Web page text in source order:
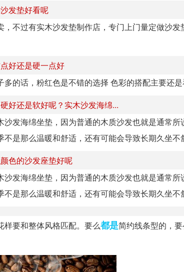
发垫好看呢
，不过有实木沙发垫制作店，专门上门量定做沙
好还是硬一点好
多的话，粉红色是不错的选择 色彩的搭配主要还
好还是软好呢？实木沙发海绵...
沙发海绵坐垫，因为普通的木质沙发也就是通常
不是那么温暖和舒适，还有可能会导致长期久坐
色的沙发座垫好呢
沙发海绵坐垫，因为普通的木质沙发也就是通常
不是那么温暖和舒适，还有可能会导致长期久坐
样要和整体风格匹配。要么都是简约线条型的，